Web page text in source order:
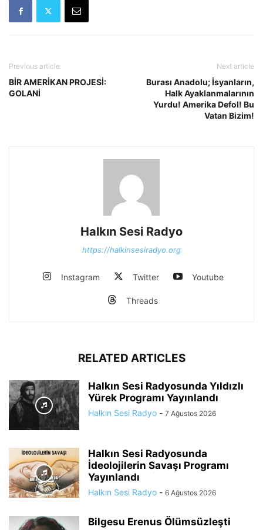
Previous article
BİR AMERİKAN PROJESİ:
GOLANİ
Next article
Burası Anadolu; İsyanların,
Halk Ayaklanmalarının
Yurdu! Amerika Defol! Bu
Vatan Bizim!
Halkın Sesi Radyo
https://halkinsesiradyo.org
Instagram Twitter Youtube
Threads
RELATED ARTICLES
Halkın Sesi Radyosunda Yıldızlı
Yürek Programı Yayınlandı
Halkın Sesi Radyo - 7 Ağustos 2026
Halkın Sesi Radyosunda
İdeolojilerin Savaşı Programı
Yayınlandı
Halkın Sesi Radyo - 6 Ağustos 2026
Bilgesu Erenus Ölümsüzleşti